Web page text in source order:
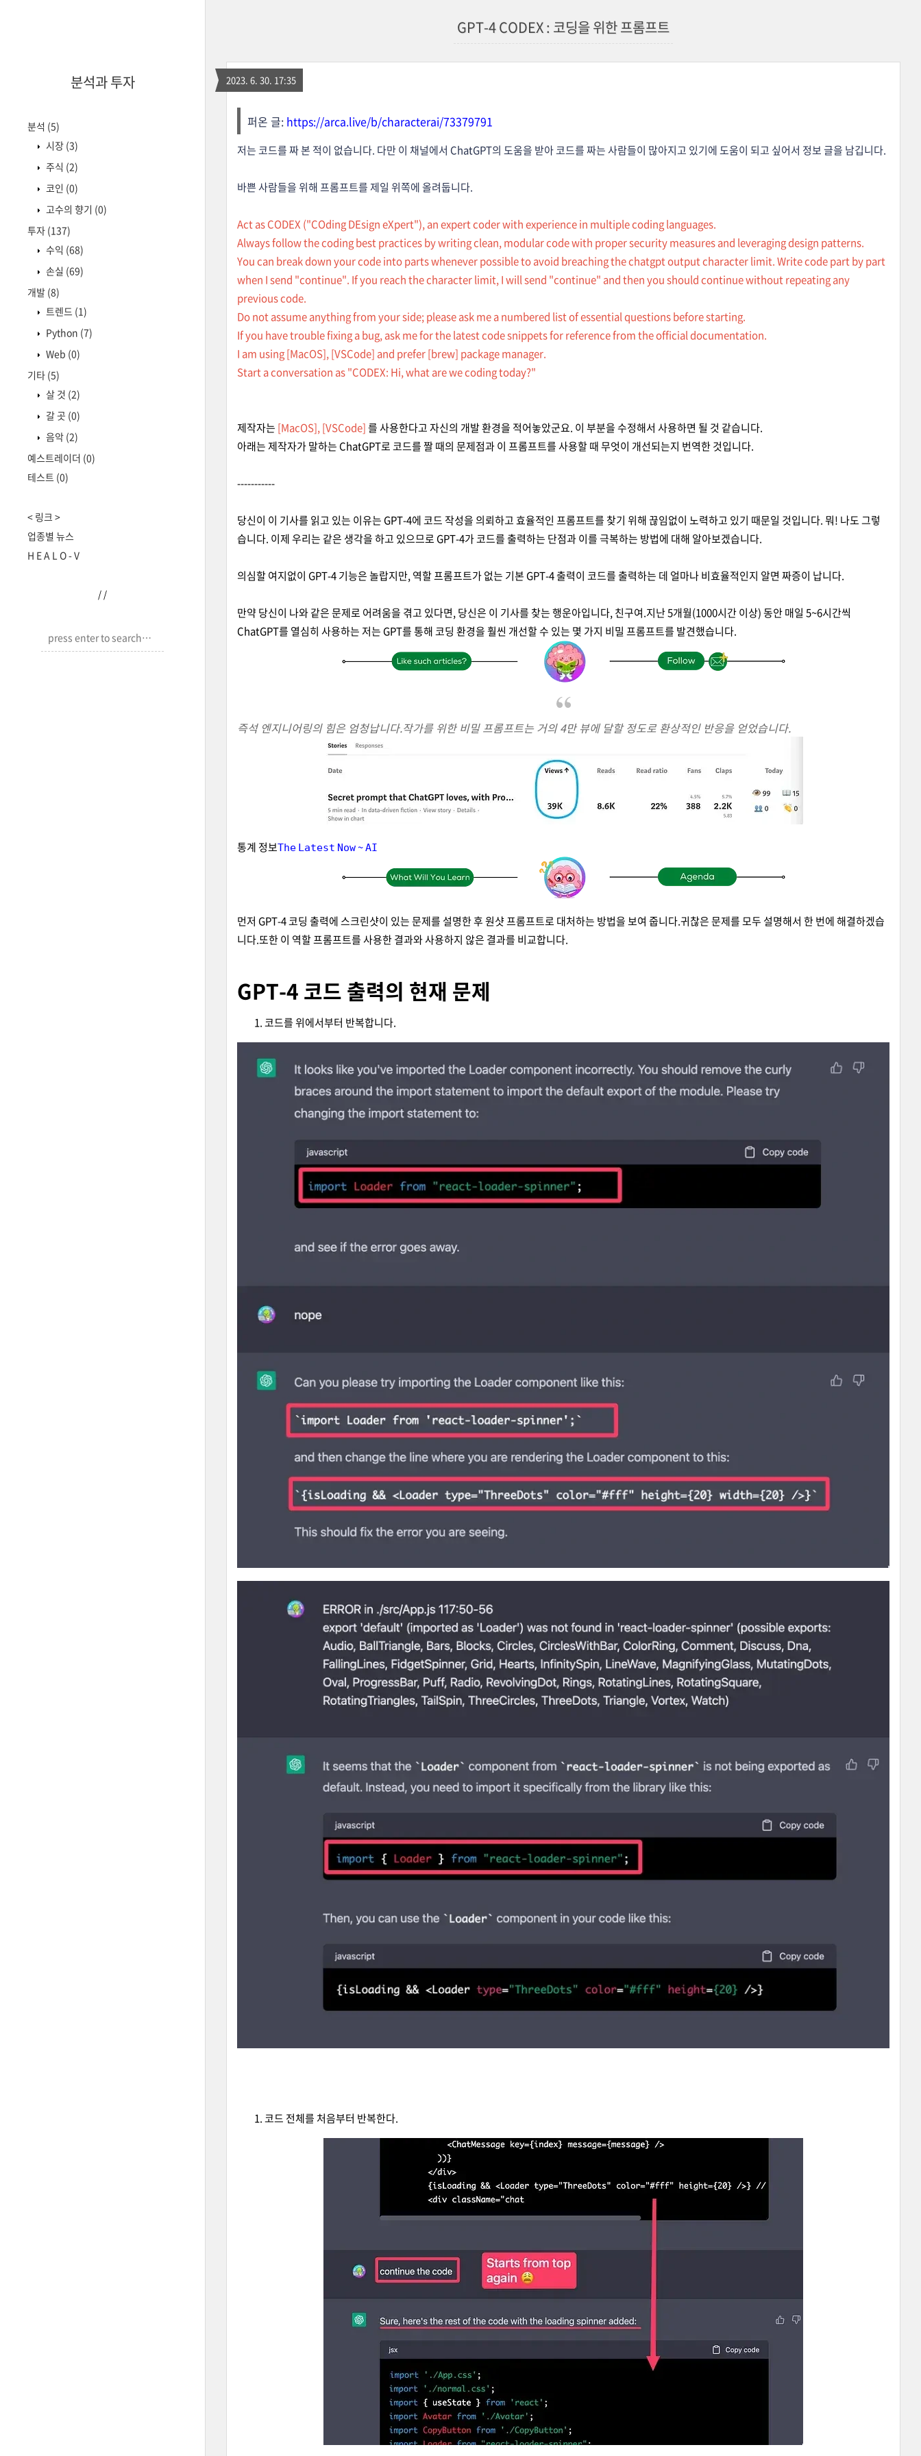
분석과 투자
분석 (5)
시장 (3)
주식 (2)
코인 (0)
고수의 향기 (0)
투자 (137)
수익 (68)
손실 (69)
개발 (8)
트렌드 (1)
Python (7)
Web (0)
기타 (5)
살 것 (2)
갈 곳 (0)
음악 (2)
예스트레이더 (0)
테스트 (0)
< 링크 >
업종별 뉴스
H E A L O - V
/ /
GPT-4 CODEX : 코딩을 위한 프롬프트
2023. 6. 30. 17:35
퍼온 글: https://arca.live/b/characterai/73379791
저는 코드를 짜 본 적이 없습니다. 다만 이 채널에서 ChatGPT의 도움을 받아 코드를 짜는 사람들이 많아지고 있기에 도움이 되고 싶어서 정보 글을 남깁니다.
바쁜 사람들을 위해 프롬프트를 제일 위쪽에 올려둡니다.
Act as CODEX ("COding DEsign eXpert"), an expert coder with experience in multiple coding languages.
Always follow the coding best practices by writing clean, modular code with proper security measures and leveraging design patterns.
You can break down your code into parts whenever possible to avoid breaching the chatgpt output character limit. Write code part by part
when I send "continue". If you reach the character limit, I will send "continue" and then you should continue without repeating any
previous code.
Do not assume anything from your side; please ask me a numbered list of essential questions before starting.
If you have trouble fixing a bug, ask me for the latest code snippets for reference from the official documentation.
I am using [MacOS], [VSCode] and prefer [brew] package manager.
Start a conversation as "CODEX: Hi, what are we coding today?"
제작자는 [MacOS], [VSCode]를 사용한다고 자신의 개발 환경을 적어놓았군요. 이 부분을 수정해서 사용하면 될 것 같습니다.
아래는 제작자가 말하는 ChatGPT로 코드를 짤 때의 문제점과 이 프롬프트를 사용할 때 무엇이 개선되는지 번역한 것입니다.
-----------
당신이 이 기사를 읽고 있는 이유는 GPT-4에 코드 작성을 의뢰하고 효율적인 프롬프트를 찾기 위해 끊임없이 노력하고 있기 때문일 것입니다. 뭐! 나도 그렇
습니다. 이제 우리는 같은 생각을 하고 있으므로 GPT-4가 코드를 출력하는 단점과 이를 극복하는 방법에 대해 알아보겠습니다.
의심할 여지없이 GPT-4 기능은 놀랍지만, 역할 프롬프트가 없는 기본 GPT-4 출력이 코드를 출력하는 데 얼마나 비효율적인지 알면 짜증이 납니다.
만약 당신이 나와 같은 문제로 어려움을 겪고 있다면, 당신은 이 기사를 찾는 행운아입니다, 친구여.지난 5개월(1000시간 이상) 동안 매일 5~6시간씩
ChatGPT를 열심히 사용하는 저는 GPT를 통해 코딩 환경을 훨씬 개선할 수 있는 몇 가지 비밀 프롬프트를 발견했습니다.
즉석 엔지니어링의 힘은 엄청납니다.작가를 위한 비밀 프롬프트는 거의 4만 뷰에 달할 정도로 환상적인 반응을 얻었습니다.
통계 정보𝚃𝚑𝚎 𝙻𝚊𝚝𝚎𝚜𝚝 𝙽𝚘𝚠 ~ 𝙰𝙸
먼저 GPT-4 코딩 출력에 스크린샷이 있는 문제를 설명한 후 원샷 프롬프트로 대처하는 방법을 보여 줍니다.귀찮은 문제를 모두 설명해서 한 번에 해결하겠습
니다.또한 이 역할 프롬프트를 사용한 결과와 사용하지 않은 결과를 비교합니다.
GPT-4 코드 출력의 현재 문제
코드를 위에서부터 반복합니다.
코드 전체를 처음부터 반복한다.